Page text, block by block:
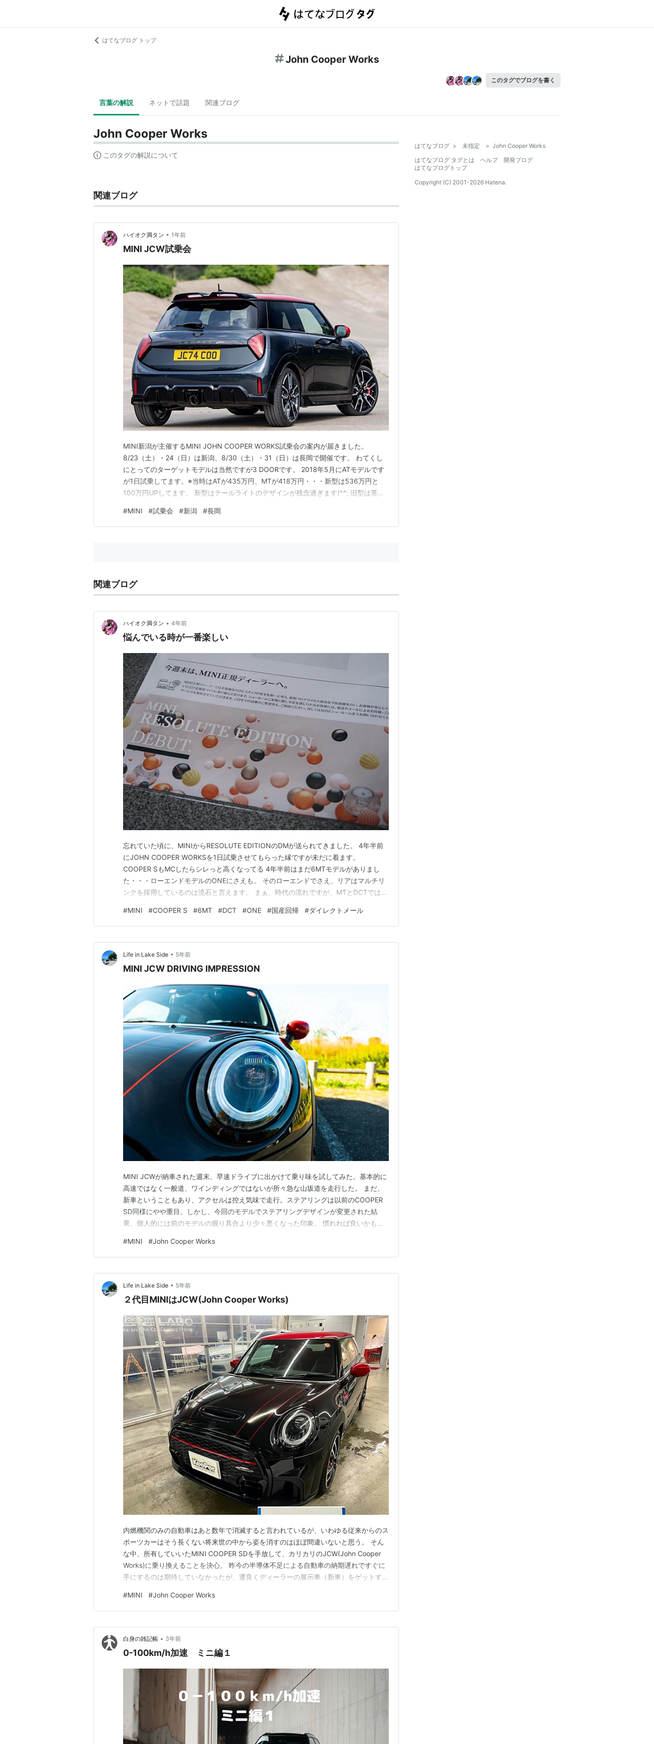
はてなブログ トップ
John Cooper Works
このタグでブログを書く
言葉の解説 ネットで話題 関連ブログ
John Cooper Works
このタグの解説について
関連ブログ
ハイオク満タン • 1年前
MINI JCW試乗会
MINI新潟が主催するMINI JOHN COOPER WORKS試乗会の案内が届きました。
8/23（土）・24（日）は新潟、8/30（土）・31（日）は長岡で開催です。 わてくし
にとってのターゲットモデルは当然ですが3 DOORです。 2018年5月にATモデルです
が1日試乗してます。※当時はATが435万円、MTが418万円・・・新型は536万円と
100万円UPしてます。 新型はテールライトのデザインが残念過ぎます(^^; 旧型は英国
の排気音が良ければ別にいいでしょう。 アクセルOFF時のバブリング音がどれだ…
#MINI #試乗会 #新潟 #長岡
関連ブログ
ハイオク満タン • 4年前
悩んでいる時が一番楽しい
忘れていた頃に、MINIからRESOLUTE EDITIONのDMが送られてきました。 4年半前
にJOHN COOPER WORKSを1日試乗させてもらった縁ですが未だに着ます。
COOPER SもMCしたらシレっと高くなってる 4年半前はまだ6MTモデルがありまし
た・・・ローエンドモデルのONEにさえも。 そのローエンドでさえ、リアはマルチリ
ンクを採用しているのは流石と言えます。 まぁ、時代の流れですが、MTとDCTでは
#MINI #COOPER S #6MT #DCT #ONE #国産回帰 #ダイレクトメール
Life in Lake Side • 5年前
MINI JCW DRIVING IMPRESSION
MINI JCWが納車された週末、早速ドライブに出かけて乗り味を試してみた。基本的に
高速ではなく一般道、ワインディングではないが所々急な山坂道を走行した。 まだ、
新車ということもあり、アクセルは控え気味で走行。ステアリングは以前のCOOPER
SD同様にやや重目。しかし、今回のモデルでステアリングデザインが変更された結
果、個人的には前のモデルの握り具合より少々悪くなった印象。 慣れれば良いかもし
ンションは流石に硬さは否めないが、ショートホイールベースのシャシーとランフラッ
トタイヤを考慮するとこの程度であれば問…
#MINI #John Cooper Works
Life in Lake Side • 5年前
２代目MINIはJCW(John Cooper Works)
内燃機関のみの自動車はあと数年で消滅すると言われているが、いわゆる従来からのス
ポーツカーはそう長くない将来世の中から姿を消すのはほぼ間違いないと思う。 そん
な中、所有していいたMINI COOPER SDを手放して、カリカリのJCW(John Cooper
Works)に乗り換えることを決心。 昨今の半導体不足による自動車の納期遅れですぐに
手にするのは期待していなかったが、運良くディーラーの展示車（新車）をゲットする
が、JCW独特の赤屋根とドアミラーは装着されていてスポーツ感満載の雰囲気でまず
まず気に入っている。 ミ…
#MINI #John Cooper Works
白身の雑記帳 • 3年前
0-100km/h加速 ミニ編１
はてなブログ > 未指定 > John Cooper Works
はてなブログ タグとは
ヘルプ
開発ブログ
はてなブログトップ
Copyright (C) 2001-2026 Hatena.